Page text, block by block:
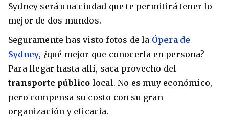
Sydney será una ciudad que te permitirá tener lo
mejor de dos mundos.
Seguramente has visto fotos de la Ópera de
Sydney, ¿qué mejor que conocerla en persona?
Para llegar hasta allí, saca provecho del
transporte público local. No es muy económico,
pero compensa su costo con su gran
organización y eficacia.